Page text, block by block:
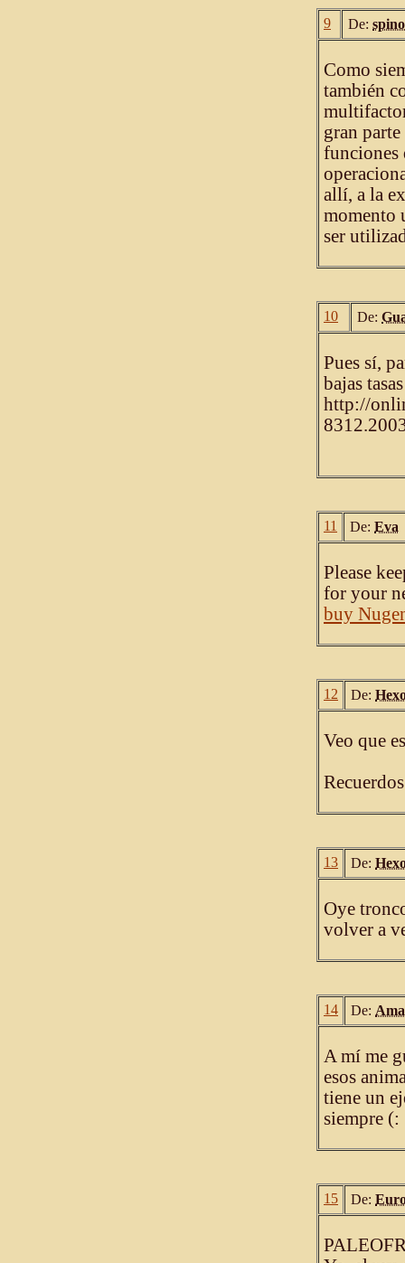
9 De:
Como
también
gran
funciones
allí, a la
momento
ser
10 De:
Pues sí,
bajas
http://
11 De: Eva
Please
for your
buy
12 De:
Veo que
Recuerdos
13 De:
Oye
volver a
14 De:
A mí me
esos
tiene un
siempre (:
15 De: